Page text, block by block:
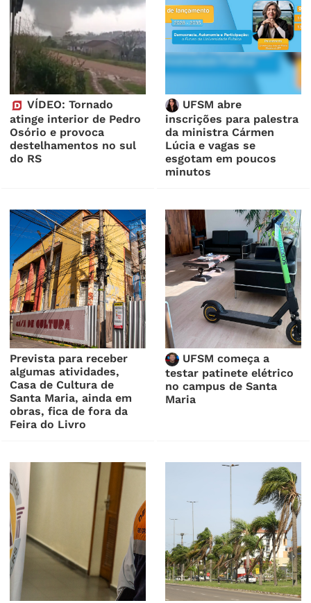
VÍDEO: Tornado
atinge interior de Pedro
Osório e provoca
destelhamentos no sul
do RS
UFSM abre
inscrições para palestra
da ministra Cármen
Lúcia e vagas se
esgotam em poucos
minutos
Prevista para receber
algumas atividades,
Casa de Cultura de
Santa Maria, ainda em
obras, fica de fora da
Feira do Livro
UFSM começa a
testar patinete elétrico
no campus de Santa
Maria